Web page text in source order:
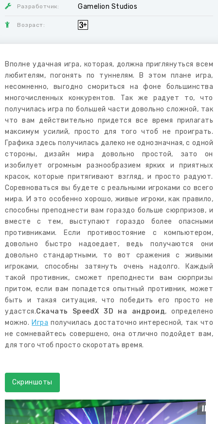
Разработчик: Gamelion Studios
Возраст:
Вполне удачная игра, которая, должна приглянуться всем
любителям, погонять по туннелям. В этом плане игра,
несомненно, выгодно смориться на фоне большинства
многочисленных конкурентов. Так же радует то, что
получилась игра по большей части довольно сложной, так
что вам действительно придется все время прилагать
максимум усилий, просто для того чтоб не проиграть.
Графика здесь получилась далеко не однозначная, с одной
стороны, дизайн мира довольно простой, зато он
изобилует огромным разнообразием ярких и приятных
красок, которые притягивают взгляд, и просто радуют.
Соревноваться вы будете с реальными игроками со всего
мира. И это особенно хорошо, живые игроки, как правило,
способны преподнести вам гораздо больше сюрпризов, и
вместе с тем, выступают гораздо более опасными
противниками. Если противостояние с компьютером,
довольно быстро надоедает, ведь получаются они
довольно стандартными, то вот сражения с живыми
игроками, способны затянуть очень надолго. Каждый
такой противник, сможет преподнести вам сюрпризы
притом, если вам попадется опытный противник, может
быть и такая ситуация, что победить его просто не
удастся.Скачать SpeedX 3D на андроид, определено
можно. Игра получилась достаточно интересной, так что
не сомневайтесь совершено, она отлично подойдет вам,
для того чтоб просто скоротать время.
Скриншоты